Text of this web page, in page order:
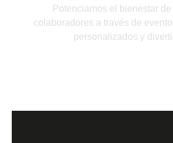
Potenciamos el bienestar
colaboradores a través de
personalizados y